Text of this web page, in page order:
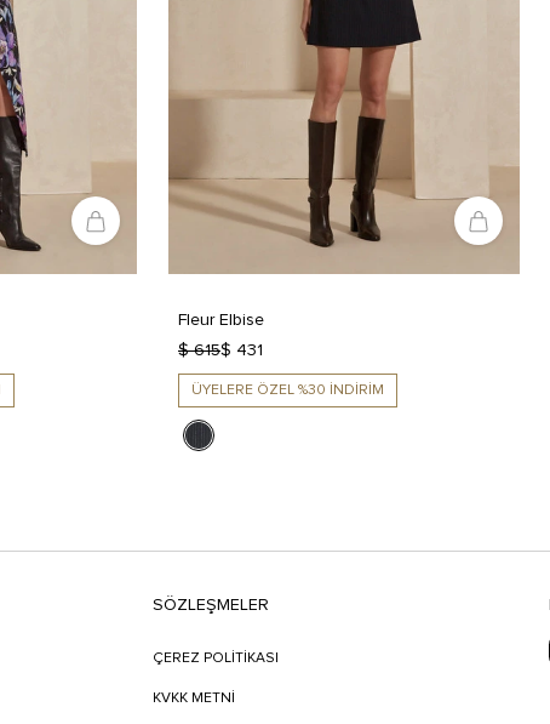
Fleur Elbise
$ 615$ 431
ÜYELERE ÖZEL %30 İNDİRİM
SÖZLEŞMELER
ÇEREZ POLİTİKASI
KVKK METNİ